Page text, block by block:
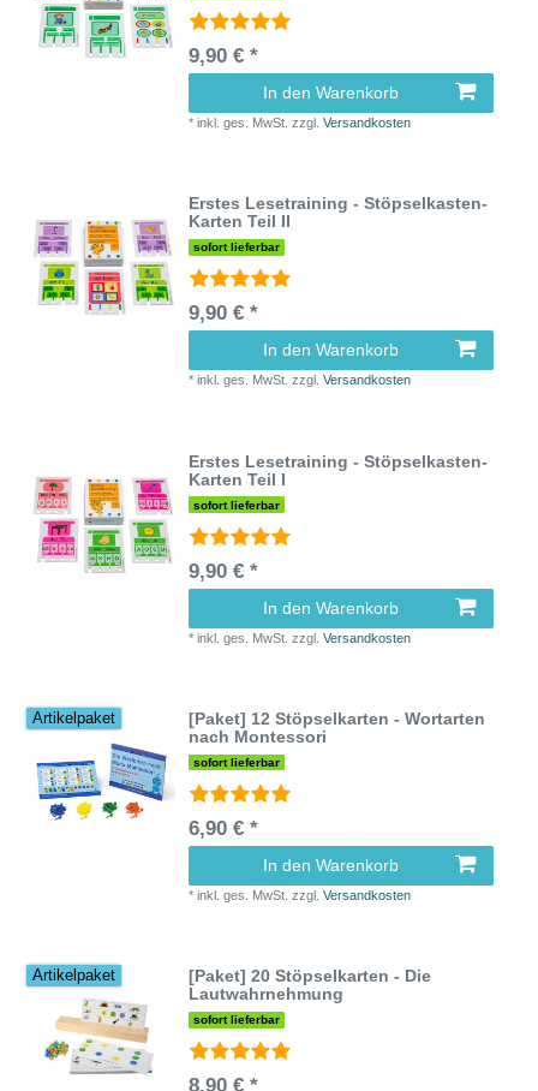
9,90 € *
In den Warenkorb
*inkl. ges. MwSt. zzgl.Versandkosten
Erstes Lesetraining - Stöpselkasten-
Karten Teil II
sofort lieferbar
9,90 € *
In den Warenkorb
*inkl. ges. MwSt. zzgl.Versandkosten
Erstes Lesetraining - Stöpselkasten-
Karten Teil I
sofort lieferbar
9,90 € *
In den Warenkorb
*inkl. ges. MwSt. zzgl.Versandkosten
Artikelpaket
[Paket] 12 Stöpselkarten - Wortarten
nach Montessori
sofort lieferbar
6,90 € *
In den Warenkorb
*inkl. ges. MwSt. zzgl.Versandkosten
Artikelpaket
[Paket] 20 Stöpselkarten - Die
Lautwahrnehmung
sofort lieferbar
8,90 € *